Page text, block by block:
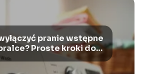
pranie wstępne
Proste kroki do